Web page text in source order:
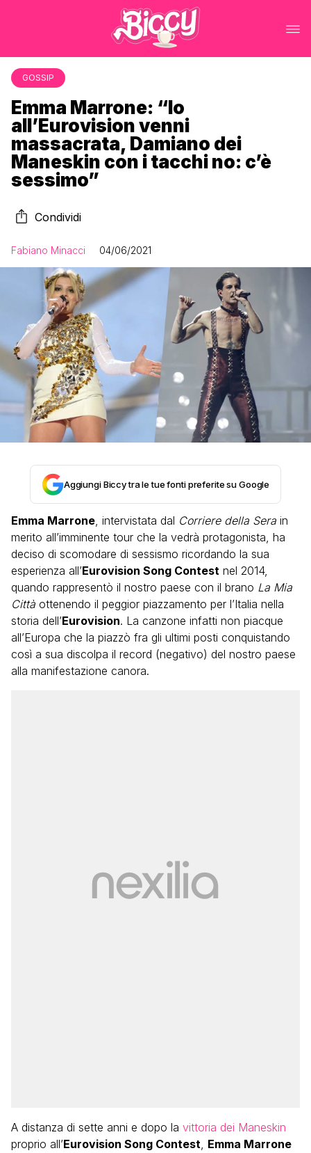
GOSSIP
Emma Marrone: “Io
all’Eurovision venni
massacrata, Damiano dei
Maneskin con i tacchi no: c’è
sessimo”
Condividi
Fabiano Minacci 04/06/2021
Aggiungi Biccy tra le tue fonti preferite su Google
Emma Marrone, intervistata dal Corriere della Sera in
merito all’imminente tour che la vedrà protagonista, ha
deciso di scomodare di sessismo ricordando la sua
esperienza all’Eurovision Song Contest nel 2014,
quando rappresentò il nostro paese con il brano La Mia
Città ottenendo il peggior piazzamento per l’Italia nella
storia dell’Eurovision. La canzone infatti non piacque
all’Europa che la piazzò fra gli ultimi posti conquistando
così a sua discolpa il record (negativo) del nostro paese
alla manifestazione canora.
A distanza di sette anni e dopo la vittoria dei Maneskin
proprio all’Eurovision Song Contest, Emma Marrone